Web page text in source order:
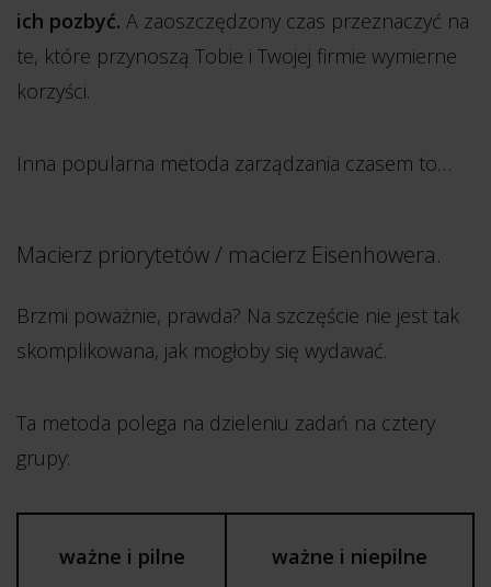
ich pozbyć. A zaoszczędzony czas przeznaczyć na
te, które przynoszą Tobie i Twojej firmie wymierne
korzyści.
Inna popularna metoda zarządzania czasem to…
Macierz priorytetów / macierz Eisenhowera.
Brzmi poważnie, prawda? Na szczęście nie jest tak
skomplikowana, jak mogłoby się wydawać.
Ta metoda polega na dzieleniu zadań na cztery
grupy:
ważne i pilne ważne i niepilne